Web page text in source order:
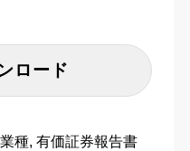
ロード
種, 有価証券報告書